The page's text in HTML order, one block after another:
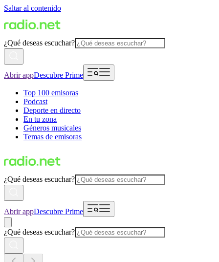
Saltar al contenido
¿Qué deseas escuchar?
Abrir appDescubre Prime
Top 100 emisoras
Podcast
Deporte en directo
En tu zona
Géneros musicales
Temas de emisoras
¿Qué deseas escuchar?
Abrir appDescubre Prime
¿Qué deseas escuchar?